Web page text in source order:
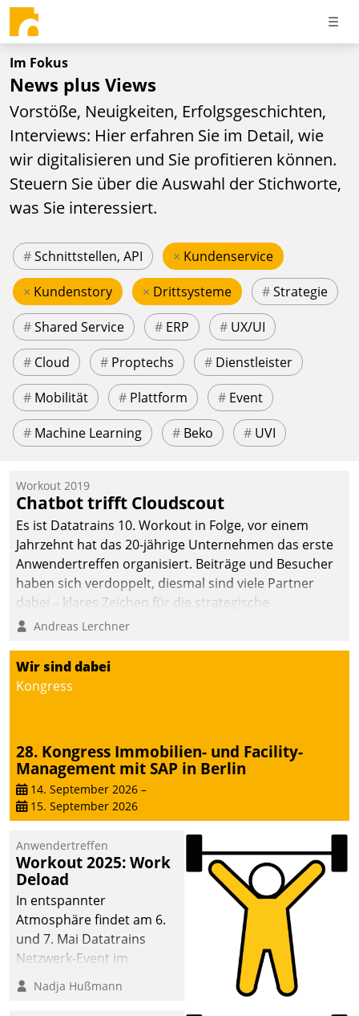
Im Fokus
News plus Views
Vorstöße, Neuigkeiten, Erfolgsgeschichten,
Interviews: Hier erfahren Sie im Detail, wie
wir digitalisieren und Sie profitieren können.
Steuern Sie über die Auswahl der Stichworte,
was Sie interessiert.
#Schnittstellen, API × Kundenservice
× Kundenstory × Drittsysteme #Strategie
#Shared Service # ERP # UX/UI
# Cloud # Proptechs # Dienstleister
# Mobilität # Plattform # Event
# Machine Learning # Beko # UVI
Workout 2019
Chatbot trifft Cloudscout
Es ist Datatrains 10. Workout in Folge, vor einem
Jahrzehnt hat das 20-jährige Unternehmen das erste
Anwendertreffen organisiert. Beiträge und Besucher
haben sich verdoppelt, diesmal sind viele Partner
dabei – klares Zeichen für die strategische
Fokussierung auf den Kunden.
Andreas Lerchner
Wir sind dabei
Kongress
28. Kongress Immobilien- und Facility-
Management mit SAP in Berlin
14. September 2026 –
15. September 2026
Anwendertreffen
Workout 2025: Work
Deload
In entspannter
Atmosphäre findet am 6.
und 7. Mai Datatrains
Netzwerk-Event im
Kunden- und Partnerkreis
statt. Zentrale Frage: Wie
Nadja Hußmann